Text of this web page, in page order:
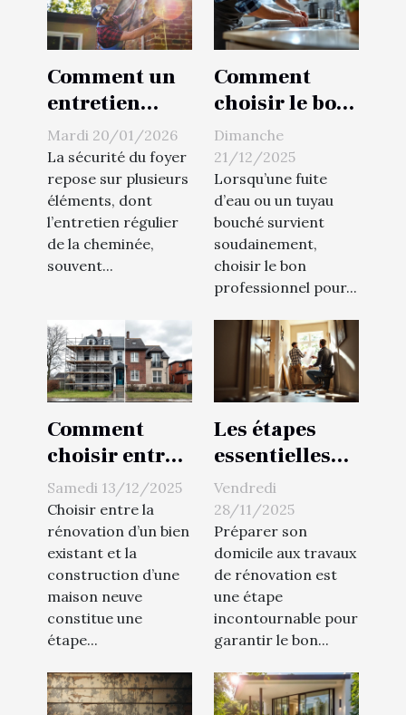
Comment un
entretien
régulier de
cheminée
peut
sauvegarder
votre domicile
?
Mardi 20/01/2026
La sécurité du foyer
repose sur plusieurs
éléments, dont
l’entretien régulier
de la cheminée,
souvent...
Comment
choisir le bon
plombier pour
une urgence à
domicile ?
Dimanche
21/12/2025
Lorsqu’une fuite
d’eau ou un tuyau
bouché survient
soudainement,
choisir le bon
professionnel pour...
Comment
choisir entre
rénovation et
construction
neuve ?
Samedi 13/12/2025
Choisir entre la
rénovation d’un bien
existant et la
construction d’une
maison neuve
constitue une
étape...
Les étapes
essentielles
pour préparer
votre domicile
aux travaux
de rénovation
Vendredi
28/11/2025
Préparer son
domicile aux travaux
de rénovation est
une étape
incontournable pour
garantir le bon...